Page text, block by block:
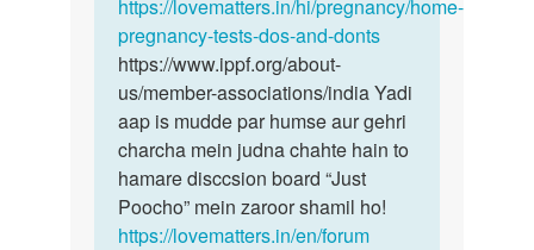
https://lovematters.in/hi/pregnancy/home-
pregnancy-tests-dos-and-donts
https://www.ippf.org/about-
us/member-associations/india Yadi
aap is mudde par humse aur gehri
charcha mein judna chahte hain to
hamare disccsion board “Just
Poocho” mein zaroor shamil ho!
https://lovematters.in/en/forum